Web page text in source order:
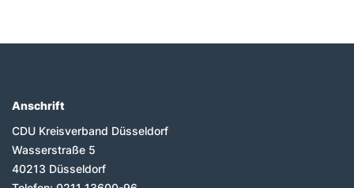
Fußbereich
Anschrift
CDU Kreisverband Düsseldorf
Wasserstraße 5
40213 Düsseldorf